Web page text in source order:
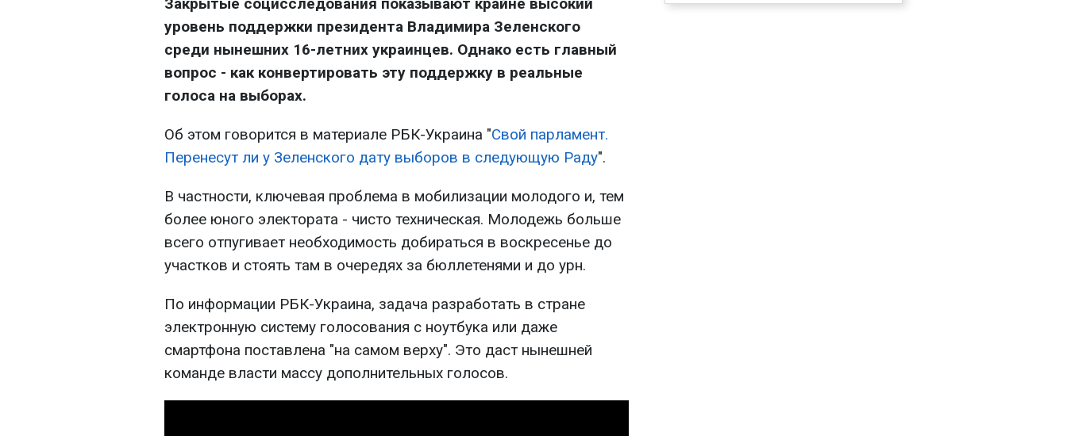
уровень поддержки президента Владимира Зеленского
среди нынешних 16-летних украинцев. Однако есть главный
вопрос - как конвертировать эту поддержку в реальные
голоса на выборах.
Об этом говорится в материале РБК-Украина "Свой парламент.
Перенесут ли у Зеленского дату выборов в следующую Раду".
В частности, ключевая проблема в мобилизации молодого и, тем
более юного электората - чисто техническая. Молодежь больше
всего отпугивает необходимость добираться в воскресенье до
участков и стоять там в очередях за бюллетенями и до урн.
По информации РБК-Украина, задача разработать в стране
электронную систему голосования с ноутбука или даже
смартфона поставлена "на самом верху". Это даст нынешней
команде власти массу дополнительных голосов.